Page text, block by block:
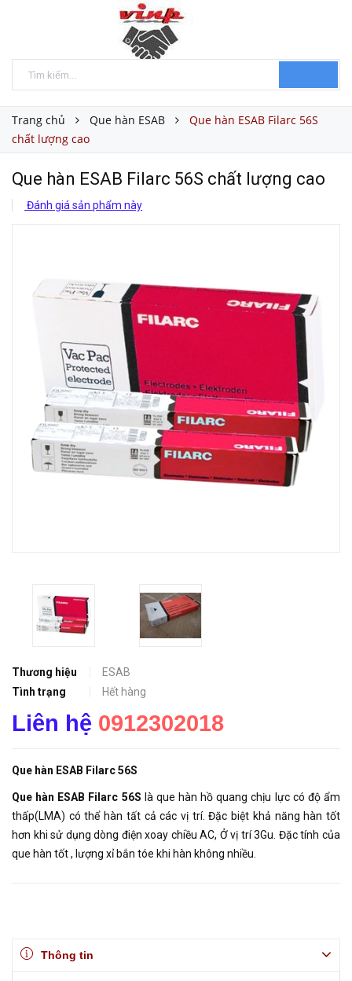
Trang chủ Que hàn ESAB
Que hàn ESAB Filarc 56S
chất lượng cao
Que hàn ESAB Filarc 56S chất lượng cao
Đánh giá sản phẩm này
Thương hiệu
ESAB
Tình trạng
Hết hàng
Liên hệ 0912302018
Que hàn ESAB Filarc 56S
Que hàn ESAB Filarc 56S là que hàn hồ quang chịu lực có độ ẩm
thấp(LMA) có thể hàn tất cả các vị trí. Đặc biệt khả năng hàn tốt
hơn khi sử dụng dòng điện xoay chiều AC, Ở vị trí 3Gu. Đặc tính của
que hàn tốt , lượng xỉ bắn tóe khi hàn không nhiều.
Thông tin